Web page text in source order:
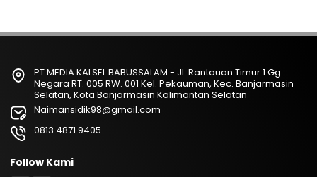
PT MEDIA KALSEL BABUSSALAM - Jl. Rantauan Timur 1 Gg.
Negara RT. 005 RW. 001 Kel. Pekauman, Kec. Banjarmasin
Selatan, Kota Banjarmasin Kalimantan Selatan
Naimansidik98@gmail.com
0813 4871 9405
Follow Kami